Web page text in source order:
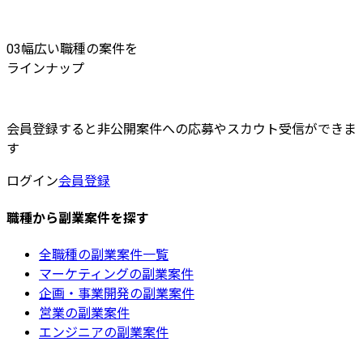
03幅広い職種の案件を
ラインナップ
会員登録すると非公開案件への応募やスカウト受信ができま
す
ログイン会員登録
職種から副業案件を探す
全職種の副業案件一覧
マーケティングの副業案件
企画・事業開発の副業案件
営業の副業案件
エンジニアの副業案件